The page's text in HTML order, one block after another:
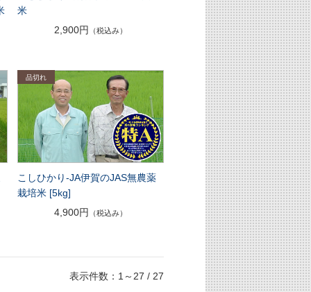
米
2,900円
（税込み）
こしひかり-JA伊賀のJAS無農薬
栽培米 [5kg]
4,900円
（税込み）
表示件数：1～27 / 27